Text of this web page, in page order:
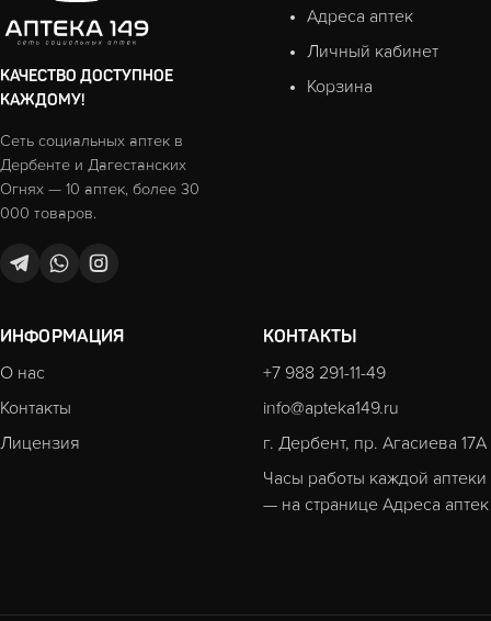
КАЧЕСТВО ДОСТУПНОЕ
КАЖДОМУ!
Сеть социальных аптек в
Дербенте и Дагестанских
Огнях — 10 аптек, более 30
000 товаров.
Адреса аптек
Личный кабинет
Корзина
ИНФОРМАЦИЯ
О нас
Контакты
Лицензия
КОНТАКТЫ
+7 988 291-11-49
info@apteka149.ru
г. Дербент, пр. Агасиева 17А
Часы работы каждой аптеки
— на странице Адреса аптек